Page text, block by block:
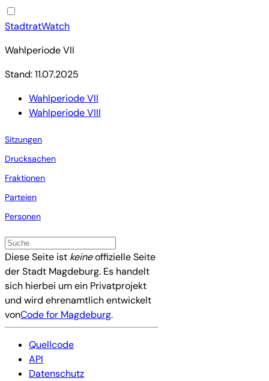
StadtratWatch
Wahlperiode VII
Stand: 11.07.2025
Wahlperiode VII
Wahlperiode VIII
Sitzungen
Drucksachen
Fraktionen
Parteien
Personen
Diese Seite ist keineoffizielle Seite
der Stadt Magdeburg. Es handelt
sich hierbei um ein Privatprojekt
und wird ehrenamtlich entwickelt
vonCode for Magdeburg.
Quellcode
API
Datenschutz